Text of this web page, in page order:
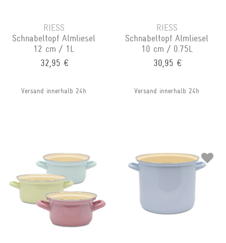
RIESS
Schnabeltopf Almliesel
12 cm / 1L
32,95 €
Versand innerhalb 24h
RIESS
Schnabeltopf Almliesel
10 cm / 0.75L
30,95 €
Versand innerhalb 24h